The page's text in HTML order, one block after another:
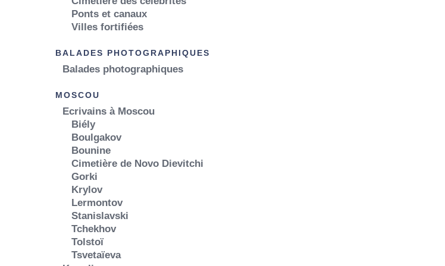
Ponts et canaux
Villes fortifiées
BALADES PHOTOGRAPHIQUES
Balades photographiques
MOSCOU
Ecrivains à Moscou
Biély
Boulgakov
Bounine
Cimetière de Novo Dievitchi
Gorki
Krylov
Lermontov
Stanislavski
Tchekhov
Tolstoï
Tsvetaïeva